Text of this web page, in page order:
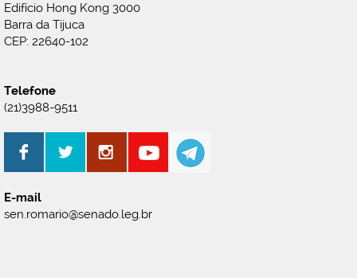
Edifício Hong Kong 3000
Barra da Tijuca
CEP: 22640-102
Telefone
(21)3988-9511
E-mail
sen.romario@senado.leg.br